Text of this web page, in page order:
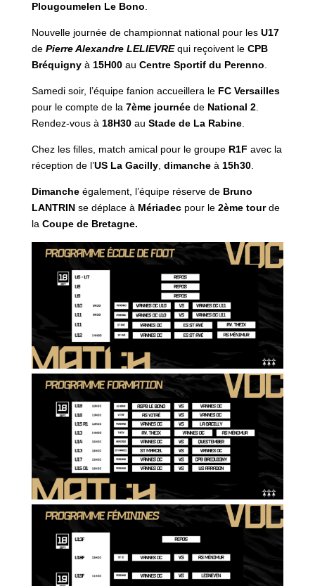
Plougoumelen Le Bono.
Nouvelle journée de championnat national pour les U17
de Pierre Alexandre LELIEVREqui reçoivent le CPB
Bréquignyà 15H00au Centre Sportif du Perenno.
Samedi soir, l’équipe fanion accueillera le FC Versailles
pour le compte de la 7ème journéede National 2.
Rendez-vous à 18H30au Stade de La Rabine.
Chez les filles, match amical pour le groupe R1F avec la
réception de l’US La Gacilly, dimancheà 15h30.
Dimancheégalement, l’équipe réserve de Bruno
LANTRINse déplace à Mériadecpour le2ème tourde
laCoupe de Bretagne.